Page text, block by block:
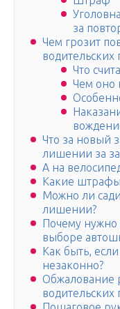
за
Чем грозит
водительских
Что
Чем оно
Что за новый
лишении за
А на
Какие
Можно ли
лишении?
Почему
выборе
Как быть,
незаконно?
Обжалование
водительских